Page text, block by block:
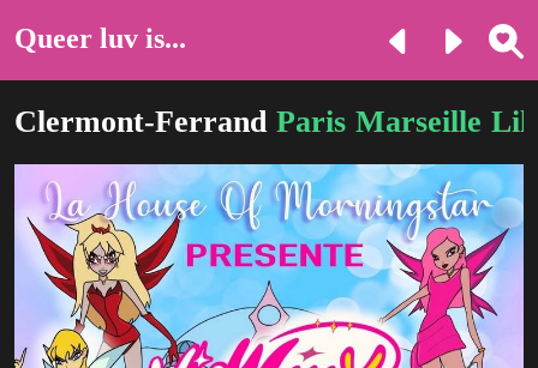
Queer luv is...
Clermont-Ferrand Paris Marseille